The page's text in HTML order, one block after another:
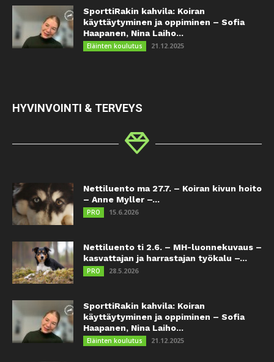
SporttiRakin kahvila: Koiran
käyttäytyminen ja oppiminen – Sofia
Haapanen, Nina Laiho...
Eläinten koulutus 21.12.2025
HYVINVOINTI & TERVEYS
Nettiluento ma 27.7. – Koiran kivun hoito
– Anne Myller –...
PRO 15.6.2026
Nettiluento ti 2.6. – MH-luonnekuvaus –
kasvattajan ja harrastajan työkalu –...
PRO 28.5.2026
SporttiRakin kahvila: Koiran
käyttäytyminen ja oppiminen – Sofia
Haapanen, Nina Laiho...
Eläinten koulutus 21.12.2025